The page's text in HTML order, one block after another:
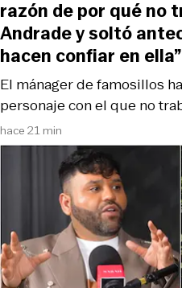
hace 21 min
El mánager de famosillos
personaje con el que no
razón de por qué no
Andrade y soltó
hacen confiar en ella”